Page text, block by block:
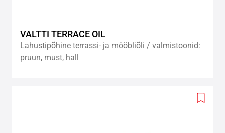
VALTTI TERRACE OIL
Lahustipõhine terrassi- ja mööbliõli / valmistoonid:
pruun, must, hall
Add